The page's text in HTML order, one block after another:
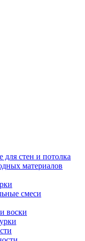
для стен и потолка
материалов
смеси
воски